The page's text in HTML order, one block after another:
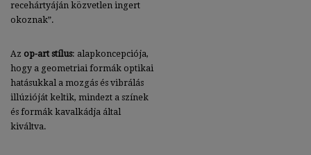
recehártyáján közvetlen ingert
okoznak”.
Az op-art stílus: alapkoncepciója,
hogy a geometriai formák optikai
hatásukkal a mozgás és vibrálás
illúzióját keltik, mindezt a színek
és formák kavalkádja által
kiváltva.